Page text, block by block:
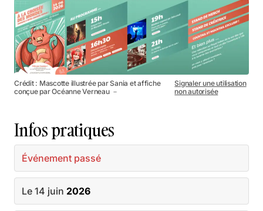
Crédit : Mascotte illustrée par Sania et affiche
conçue par Océanne Verneau －
Signaler une utilisation
non autorisée
Infos pratiques
Événement passé
Le 14 juin 2026